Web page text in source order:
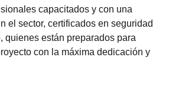
capacitados y con una
el sector, certificados en seguridad
, quienes están preparados para
con la máxima dedicación y